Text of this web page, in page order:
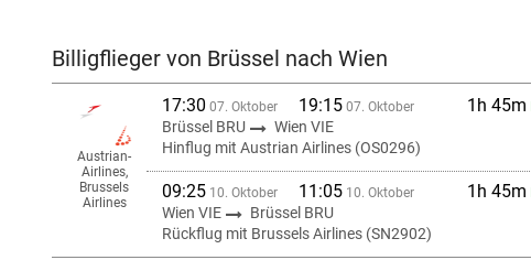
Billigflieger von Brüssel nach Wien
17:30 07. Oktober 19:15 07. Oktober 1h 45m
Brüssel BRU
Wien VIE
Hinflug mit Austrian Airlines (OS0296)
09:25 10. Oktober 11:05 10. Oktober 1h 45m
Wien VIE
Brüssel BRU
Rückflug mit Brussels Airlines (SN2902)
Austrian-
Airlines,
Brussels
Airlines